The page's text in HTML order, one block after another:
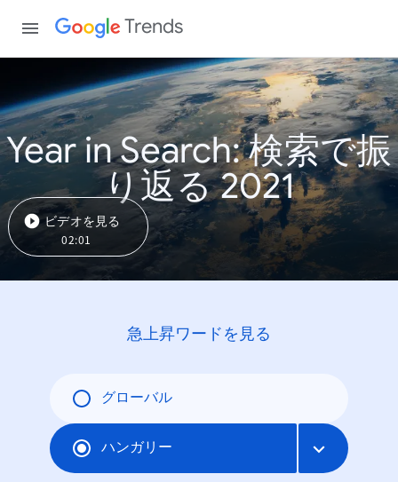
Trends
Year in Search: 検索で振
り返る 2021
ビデオを見る
02:01
急上昇ワードを見る
グローバル
ハンガリー